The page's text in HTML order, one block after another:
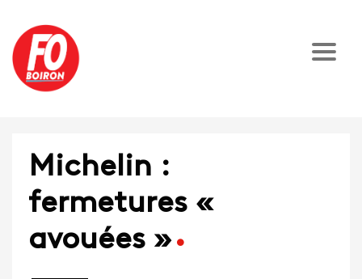
Michelin :
fermetures «
avouées »